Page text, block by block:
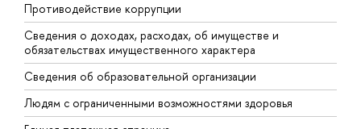
Противодействие коррупции
Сведения о доходах, расходах, об имуществе и
обязательствах имущественного характера
Сведения об образовательной организации
Людям с ограниченными возможностями здоровья